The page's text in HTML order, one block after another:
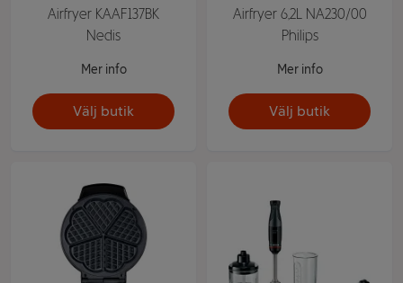
Airfryer KAAF137BK
Nedis
Mer info
Välj butik
Airfryer 6,2L NA230/00
Philips
Mer info
Välj butik